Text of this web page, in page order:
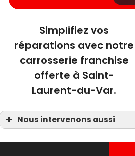
Simplifiez vos
réparations avec notre
carrosserie franchise
offerte à Saint-
Laurent-du-Var.
Nous intervenons aussi